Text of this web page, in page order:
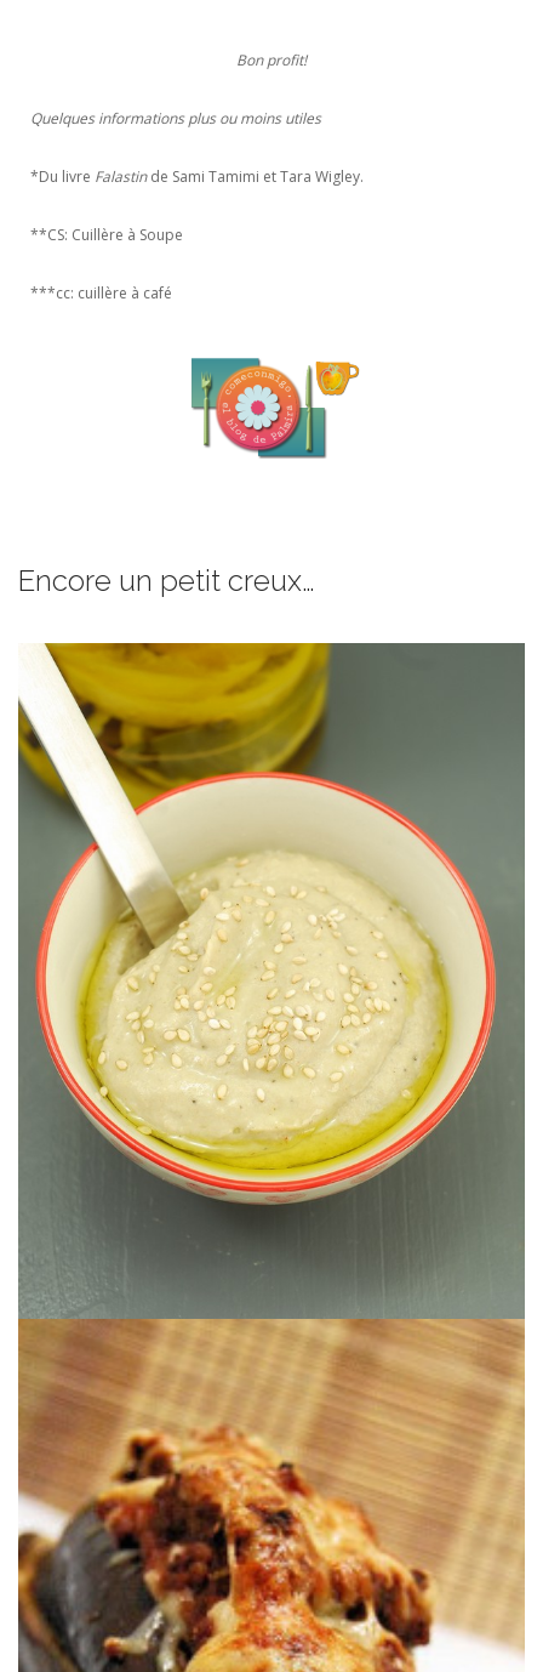
Bon profit!
Quelques informations plus ou moins utiles
*Du livre Falastinde Sami Tamimi et Tara Wigley.
**CS: Cuillère à Soupe
***cc: cuillère à café
Encore un petit creux…
TARTINADE AUBERGINE & TAHIN
Tartinade d’été en vue :o)
Une version personnelle de la moussaka.